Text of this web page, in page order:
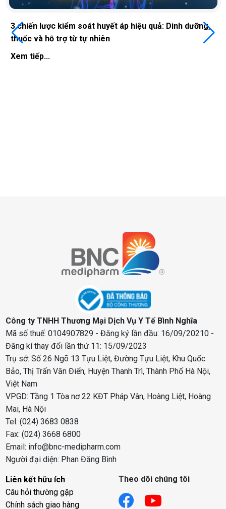
3 chiến lược kiểm soát huyết áp hiệu quả: Dinh dưỡng,
thuốc và hỗ trợ từ tự nhiên
Xem tiếp...
Công ty TNHH Thương Mại Dịch Vụ Y Tế Bình Nghĩa
Mã số thuế: 0104907829 - Đăng ký lần đầu: 16/09/20210 -
Đăng kí thay đổi lần thứ 11: 15/09/2023
Trụ sở: Số 26 Ngõ 13 Tựu Liệt, Đường Tựu Liệt, Khu Quốc
Bảo, Thị Trấn Văn Điển, Huyện Thanh Trì, Thành Phố Hà Nội,
Việt Nam
VPGD: Tầng 1 Tòa nơ 22 KĐT Pháp Vân, Hoàng Liệt, Hoàng
Mai, Hà Nội
Tel: (024) 3683 0838
Fax: (024) 3668 6800
Email: info@bnc-medipharm.com
Người đại diện: Phan Đăng Bình
Liên kết hữu ích
Câu hỏi thường gặp
Chính sách giao hàng
Theo dõi chúng tôi